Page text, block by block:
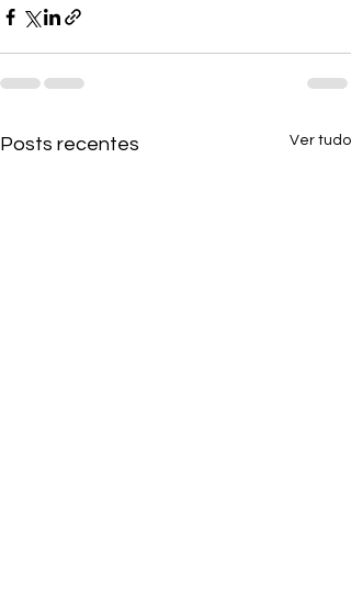
Posts recentes Ver tudo